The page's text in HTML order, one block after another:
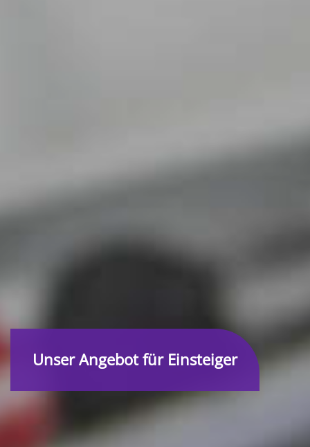
Unser Angebot für Einsteiger